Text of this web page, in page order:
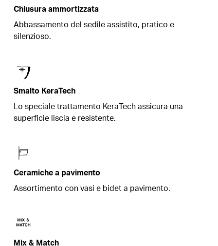
Chiusura ammortizzata
Abbassamento del sedile assistito, pratico e
silenzioso.
Smalto KeraTech
Lo speciale trattamento KeraTech assicura una
superficie liscia e resistente.
Ceramiche a pavimento
Assortimento con vasi e bidet a pavimento.
Mix & Match